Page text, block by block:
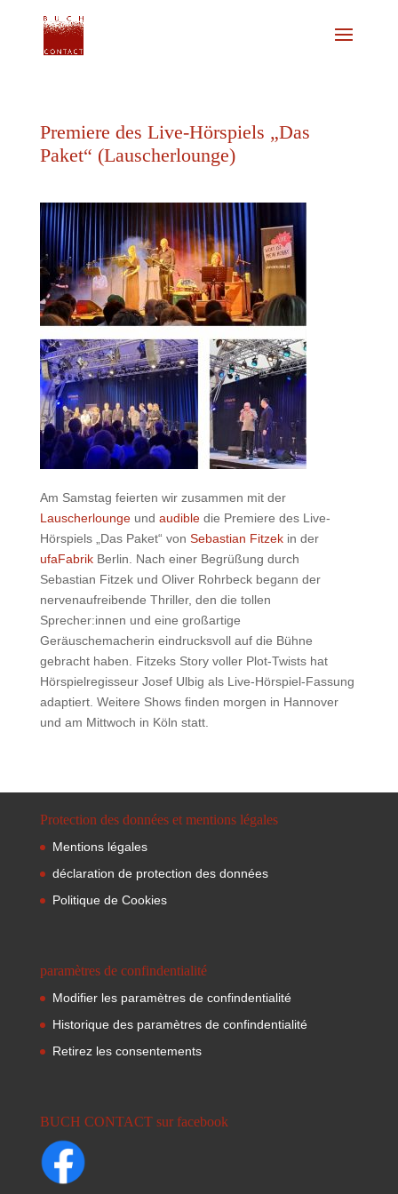
Premiere des Live-Hörspiels „Das
Paket“ (Lauscherlounge)
Am Samstag feierten wir zusammen mit der
Lauscherloungeund audibledie Premiere des Live-
Hörspiels „Das Paket“ von Sebastian Fitzekin der
ufaFabrikBerlin. Nach einer Begrüßung durch
Sebastian Fitzek und Oliver Rohrbeck begann der
nervenaufreibende Thriller, den die tollen
Sprecher:innen und eine großartige
Geräuschemacherin eindrucksvoll auf die Bühne
gebracht haben. Fitzeks Story voller Plot-Twists hat
Hörspielregisseur Josef Ulbig als Live-Hörspiel-Fassung
adaptiert. Weitere Shows finden morgen in Hannover
und am Mittwoch in Köln statt.
Protection des données et mentions légales
Mentions légales
déclaration de protection des données
Politique de Cookies
paramètres de confindentialité
Modifier les paramètres de confindentialité
Historique des paramètres de confindentialité
Retirez les consentements
BUCH CONTACT sur facebook